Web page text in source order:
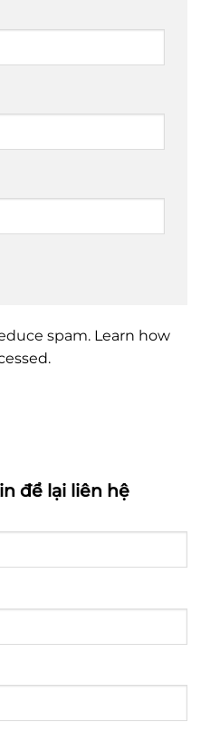
spam. Learn how
để lại liên hệ